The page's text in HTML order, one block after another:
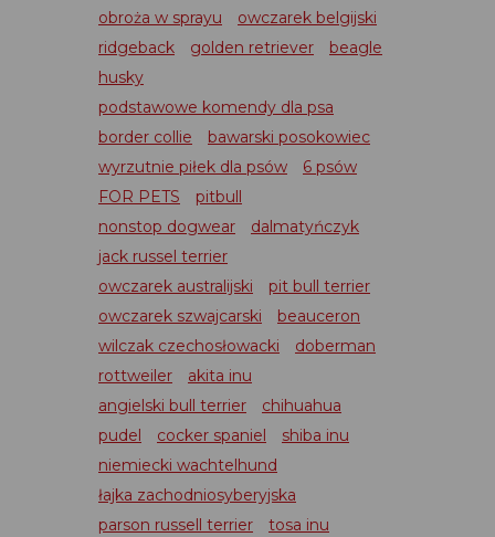
obroża w sprayu
owczarek belgijski
ridgeback
golden retriever
beagle
husky
podstawowe komendy dla psa
border collie
bawarski posokowiec
wyrzutnie piłek dla psów
6 psów
FOR PETS
pitbull
nonstop dogwear
dalmatyńczyk
jack russel terrier
owczarek australijski
pit bull terrier
owczarek szwajcarski
beauceron
wilczak czechosłowacki
doberman
rottweiler
akita inu
angielski bull terrier
chihuahua
pudel
cocker spaniel
shiba inu
niemiecki wachtelhund
łajka zachodniosyberyjska
parson russell terrier
tosa inu